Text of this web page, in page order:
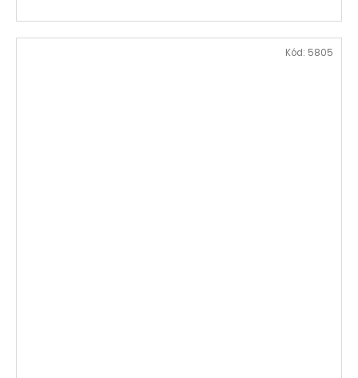
Kód: 5805